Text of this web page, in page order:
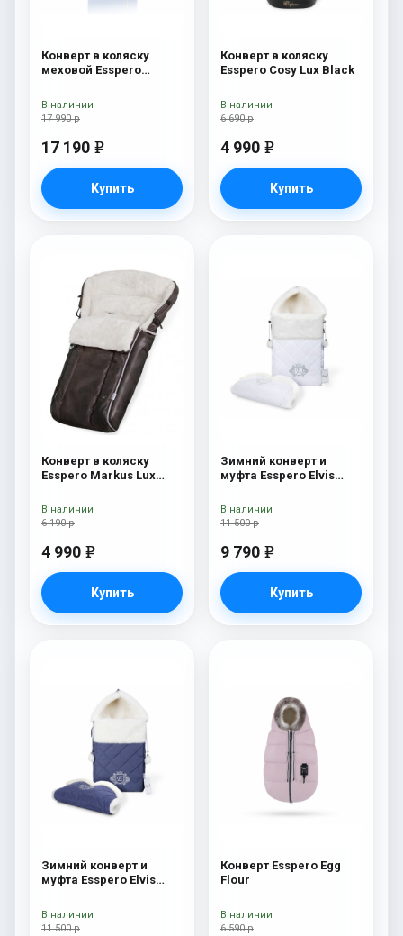
Конверт в коляску
меховой Esspero
(натуральная овчина)
Sky
17 990 р
17 190 e
Купить
В наличии
Конверт в коляску
Esspero Cosy Lux Black
6 690 р
4 990 e
Купить
В наличии
Конверт в коляску
Esspero Markus Lux
овечья шерсть) Brown
6 190 р
4 990 e
Купить
В наличии
Зимний конверт и
муфта Esspero Elvis
Like
11 500 р
9 790 e
Купить
В наличии
Зимний конверт и
муфта Esspero Elvis
11 500 р
В наличии
Конверт Esspero Egg
Flour
6 590 р
В наличии